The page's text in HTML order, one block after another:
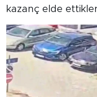
kazanç elde